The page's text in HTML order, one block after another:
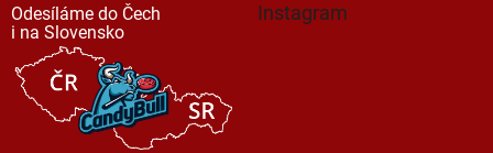
Odesíláme do Čech
i na Slovensko
Instagram